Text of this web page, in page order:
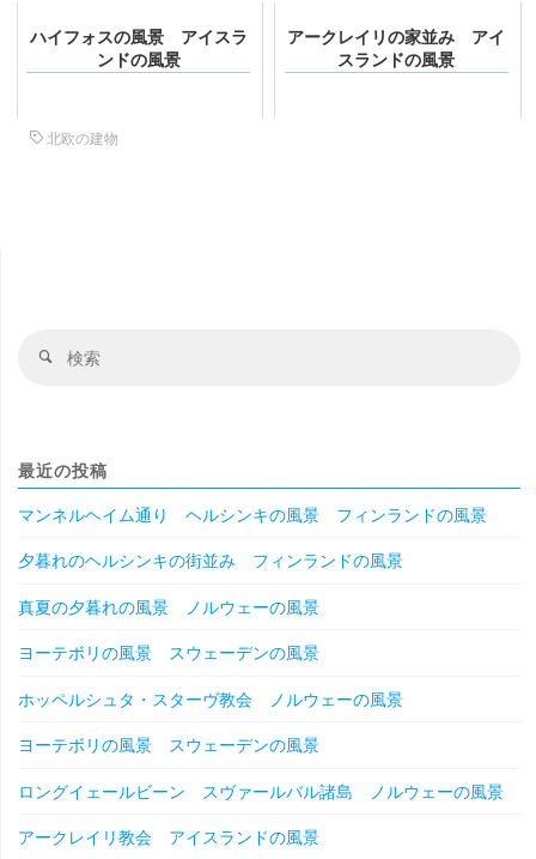
ハイフォスの風景 アイスラ
ンドの風景
アークレイリの家並み アイ
スランドの風景
北欧の建物
検
最近の投稿
マンネルヘイム通り ヘルシンキの風景 フィンランドの風景
夕暮れのヘルシンキの街並み フィンランドの風景
真夏の夕暮れの風景 ノルウェーの風景
ヨーテボリの風景 スウェーデンの風景
ホッペルシュタ・スターヴ教会 ノルウェーの風景
ヨーテボリの風景 スウェーデンの風景
ロングイェールビーン スヴァールバル諸島 ノルウェーの風景
アークレイリ教会 アイスランドの風景